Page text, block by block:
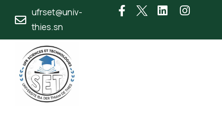
ufrset@univ-
thies.sn